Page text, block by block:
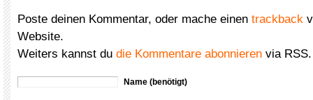
Poste deinen Kommentar, oder mache einen trackback
Website.
Weiters kannst du die Kommentare abonnieren via RSS.
Name (benötigt)